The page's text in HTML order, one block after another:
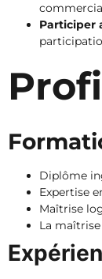
Participer
Diplôme
Expertise
Maîtrise
La